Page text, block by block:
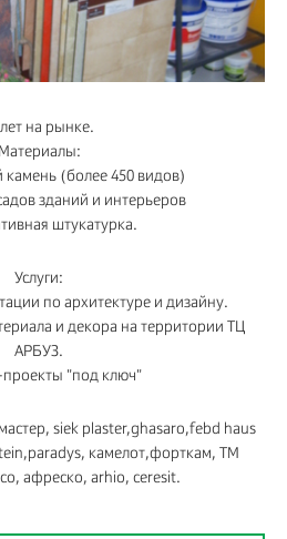
лет на рынке.
Материалы:
(более 450 видов)
зданий и интерьеров
штукатурка.
Услуги:
по архитектуре и дизайну.
и декора на территории ТЦ
АРБУЗ.
"под ключ"
siek plaster,ghasaro,febd haus
камелот,форткам, TM
афреско, arhio, ceresit.